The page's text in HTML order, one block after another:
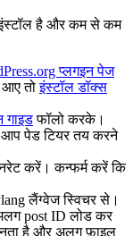
इंस्टॉल है और कम से कम
प्लगइन पेज
आए तोइंस्टॉल डॉक्स
फॉलो करके।
आप पेड टियर तय करने
करें। कन्फर्म करें कि
लैंग्वेज स्विचर से।
post ID लोड कर
है और अलग फ़ाइल